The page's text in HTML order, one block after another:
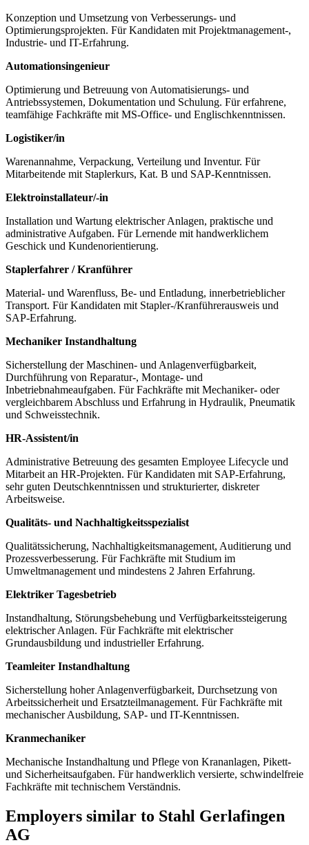
Konzeption und Umsetzung von Verbesserungs- und
Optimierungsprojekten. Für Kandidaten mit Projektmanagement-,
Industrie- und IT-Erfahrung.
Automationsingenieur
Optimierung und Betreuung von Automatisierungs- und
Antriebssystemen, Dokumentation und Schulung. Für erfahrene,
teamfähige Fachkräfte mit MS-Office- und Englischkenntnissen.
Logistiker/in
Warenannahme, Verpackung, Verteilung und Inventur. Für
Mitarbeitende mit Staplerkurs, Kat. B und SAP-Kenntnissen.
Elektroinstallateur/-in
Installation und Wartung elektrischer Anlagen, praktische und
administrative Aufgaben. Für Lernende mit handwerklichem
Geschick und Kundenorientierung.
Staplerfahrer / Kranführer
Material- und Warenfluss, Be- und Entladung, innerbetrieblicher
Transport. Für Kandidaten mit Stapler‑/Kranführerausweis und
SAP‑Erfahrung.
Mechaniker Instandhaltung
Sicherstellung der Maschinen- und Anlagenverfügbarkeit,
Durchführung von Reparatur-, Montage- und
Inbetriebnahmeaufgaben. Für Fachkräfte mit Mechaniker- oder
vergleichbarem Abschluss und Erfahrung in Hydraulik, Pneumatik
und Schweisstechnik.
HR-Assistent/in
Administrative Betreuung des gesamten Employee Lifecycle und
Mitarbeit an HR‑Projekten. Für Kandidaten mit SAP‑Erfahrung,
sehr guten Deutschkenntnissen und strukturierter, diskreter
Arbeitsweise.
Qualitäts- und Nachhaltigkeitsspezialist
Qualitätssicherung, Nachhaltigkeitsmanagement, Auditierung und
Prozessverbesserung. Für Fachkräfte mit Studium im
Umweltmanagement und mindestens 2 Jahren Erfahrung.
Elektriker Tagesbetrieb
Instandhaltung, Störungsbehebung und Verfügbarkeitssteigerung
elektrischer Anlagen. Für Fachkräfte mit elektrischer
Grundausbildung und industrieller Erfahrung.
Teamleiter Instandhaltung
Sicherstellung hoher Anlagenverfügbarkeit, Durchsetzung von
Arbeitssicherheit und Ersatzteilmanagement. Für Fachkräfte mit
mechanischer Ausbildung, SAP- und IT-Kenntnissen.
Kranmechaniker
Mechanische Instandhaltung und Pflege von Krananlagen, Pikett-
und Sicherheitsaufgaben. Für handwerklich versierte, schwindelfreie
Fachkräfte mit technischem Verständnis.
Employers similar to Stahl Gerlafingen
AG